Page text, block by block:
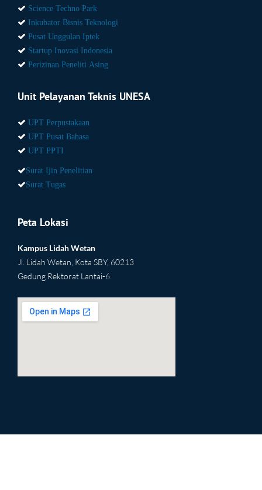
Science Techno Park
Inkubator Bisnis Teknologi
Pusat Unggulan Iptek
Startup Inovasi Indonesia
Perizinan Peneliti Asing
Unit Pelayanan Teknis UNESA
UPT Perpustakaan
UPT Pusat Bahasa
UPT PPTI
Surat Ijin Penelitian
Surat Tugas
Peta Lokasi
Kampus Lidah Wetan
Jl. Lidah Wetan, Kota SBY, 60213
Gedung Rektorat Lantai-6